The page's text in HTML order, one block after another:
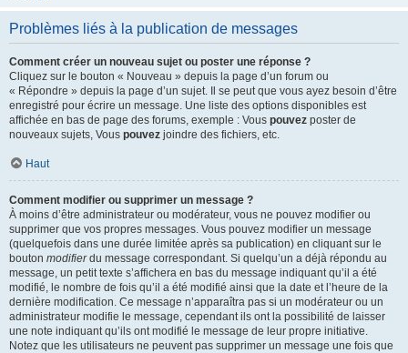
Problèmes liés à la publication de messages
Comment créer un nouveau sujet ou poster une réponse ?
Cliquez sur le bouton « Nouveau » depuis la page d’un forum ou
« Répondre » depuis la page d’un sujet. Il se peut que vous ayez besoin d’être
enregistré pour écrire un message. Une liste des options disponibles est
affichée en bas de page des forums, exemple : Vous pouvez poster de
nouveaux sujets, Vous pouvez joindre des fichiers, etc.
Haut
Comment modifier ou supprimer un message ?
À moins d’être administrateur ou modérateur, vous ne pouvez modifier ou
supprimer que vos propres messages. Vous pouvez modifier un message
(quelquefois dans une durée limitée après sa publication) en cliquant sur le
bouton modifierdu message correspondant. Si quelqu’un a déjà répondu au
message, un petit texte s’affichera en bas du message indiquant qu’il a été
modifié, le nombre de fois qu’il a été modifié ainsi que la date et l’heure de la
dernière modification. Ce message n’apparaîtra pas si un modérateur ou un
administrateur modifie le message, cependant ils ont la possibilité de laisser
une note indiquant qu’ils ont modifié le message de leur propre initiative.
Notez que les utilisateurs ne peuvent pas supprimer un message une fois que